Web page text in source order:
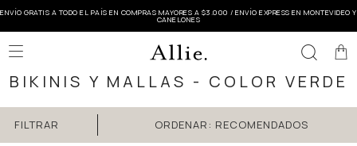
ENVÍO GRATIS A TODO EL PAÍS EN COMPRAS MAYORES A $3.000 / ENVÍO EXPRESS EN MONTEVIDEO Y
CANELONES

BIKINIS Y MALLAS - COLOR VERDE
RECOMENDADOS